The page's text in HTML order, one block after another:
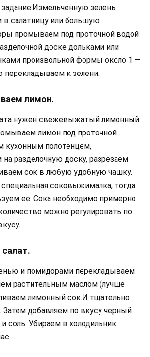
зелень
в салатницу или большую
промываем под проточной водой
доске дольками или
произвольной формы около 1 —
перекладываем к зелени.
лимон.
нужен свежевыжатый лимонный
лимон под проточной
кухонным полотенцем,
разделочную доску, разрезаем
сок в любую удобную чашку.
специальная соковыжималка, тогда
ее. Сока необходимо примерно
можно регулировать по
и помидорами перекладываем
растительным маслом (лучше
лимонный сок.И тщательно
добавляем по вкусу черный
соль. Убираем в холодильник